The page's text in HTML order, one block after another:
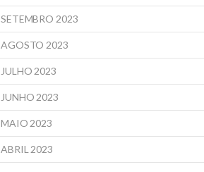
SETEMBRO 2023
AGOSTO 2023
JULHO 2023
JUNHO 2023
MAIO 2023
ABRIL 2023